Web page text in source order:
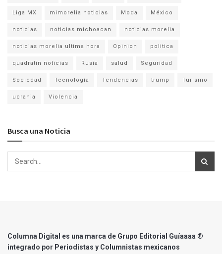
Liga MX mimorelia noticias Moda México
noticias noticias michoacan noticias morelia
noticias morelia ultima hora Opinion politica
quadratin noticias Rusia salud Seguridad
Sociedad Tecnología Tendencias trump Turismo
ucrania Violencia
Busca una Noticia
Columna Digital es una marca de Grupo Editorial Guíaaaa ®
integrado por Periodistas y Columnistas mexicanos